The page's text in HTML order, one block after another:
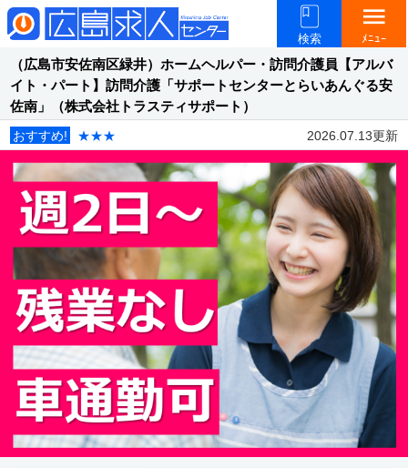
検索
menu
ﾒﾆｭｰ
（広島市安佐南区緑井）ホームヘルパー・訪問介護員【アルバ
イト・パート】訪問介護「サポートセンターとらいあんぐる安
佐南」（株式会社トラスティサポート）
おすすめ! ★★★ 2026.07.13更新